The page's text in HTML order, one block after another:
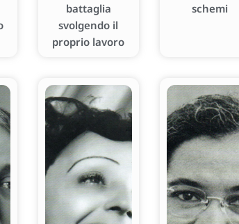
battaglia
svolgendo il
proprio lavoro
schemi